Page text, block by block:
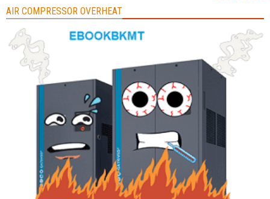
AIR COMPRESSOR OVERHEAT